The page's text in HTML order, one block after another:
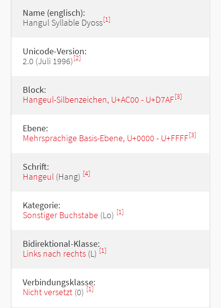
Name (englisch):
Hangul Syllable Dyoss[1]
Unicode-Version:
2.0 (Juli 1996)[2]
Block:
Hangeul-Silbenzeichen, U+AC00 - U+D7AF[3]
Ebene:
Mehrsprachige Basis-Ebene, U+0000 - U+FFFF[3]
Schrift:
Hangeul(Hang) [4]
Kategorie:
Sonstiger Buchstabe (Lo) [1]
Bidirektional-Klasse:
Links nach rechts(L) [1]
Verbindungsklasse:
Nicht versetzt(0) [1]